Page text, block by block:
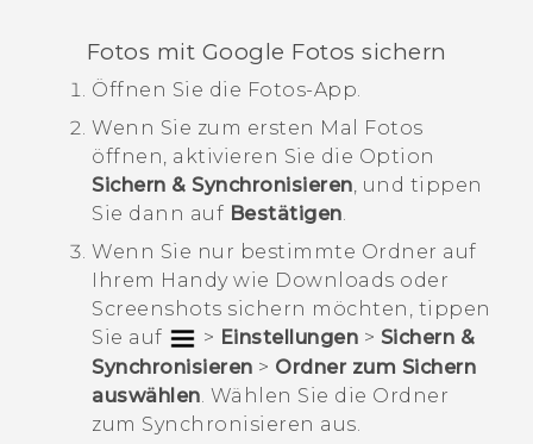
Fotos mit Google Fotos sichern
Öffnen Sie die Fotos-App.
Wenn Sie zum ersten Mal
Fotos
öffnen, aktivieren Sie die Option
Sichern & Synchronisieren, und tippen
Sie dann auf Bestätigen.
Wenn Sie nur bestimmte Ordner auf
Ihrem Handy wie Downloads oder
Screenshots sichern möchten, tippen
Sie auf
> Einstellungen > Sichern &
Synchronisieren > Ordner zum Sichern
auswählen. Wählen Sie die Ordner
zum Synchronisieren aus.